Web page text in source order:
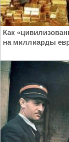
Как
на миллиарды